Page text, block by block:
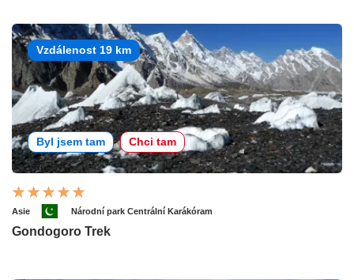
Vzdálenost 19 km
Byl jsem tam Chci tam
Asie Národní park Centrální Karákóram
Gondogoro Trek